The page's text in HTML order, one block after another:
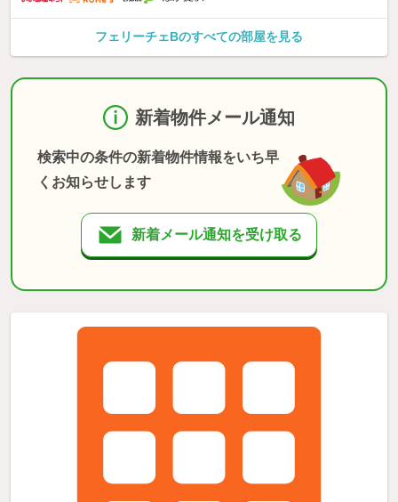
フェリーチェBのすべての部屋を見る
新着物件メール通知
検索中の条件の新着物件情報をいち早
くお知らせします
新着メール通知を受け取る